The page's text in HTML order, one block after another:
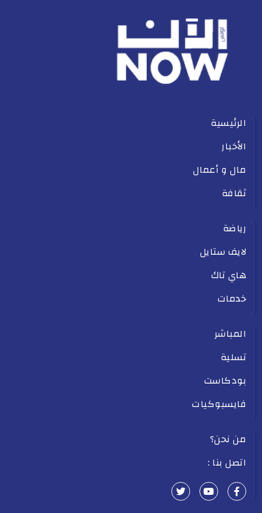
الرئيسية
الأخبار
مال و أعمال
ثقافة
رياضة
لايف ستايل
هاي تاك
خدمات
المباشر
تسلية
بودكاست
فايسبوكيات
من نحن؟
اتصل بنا :